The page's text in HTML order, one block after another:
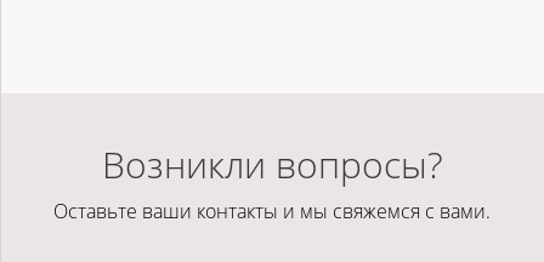
Возникли вопросы?
Оставьте ваши контакты и мы свяжемся с вами.